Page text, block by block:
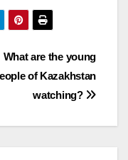
What are the young
of Kazakhstan
watching?